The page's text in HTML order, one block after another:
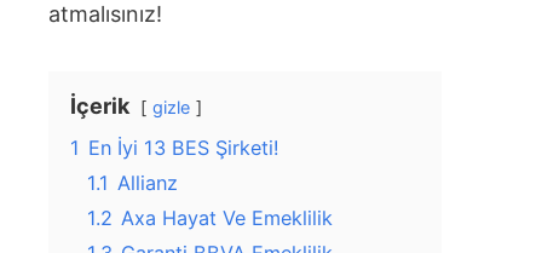
atmalısınız!
İçerik gizle
1 En İyi 13 BES Şirketi!
1.1 Allianz
1.2 Axa Hayat Ve Emeklilik